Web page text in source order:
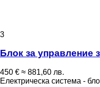
3
Блок за управление
450 € ≈ 881,60 лв.
Електрическа система -